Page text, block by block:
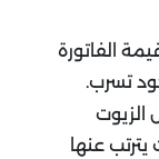
الفاتورة
تسرب.
الزيوت
عنها